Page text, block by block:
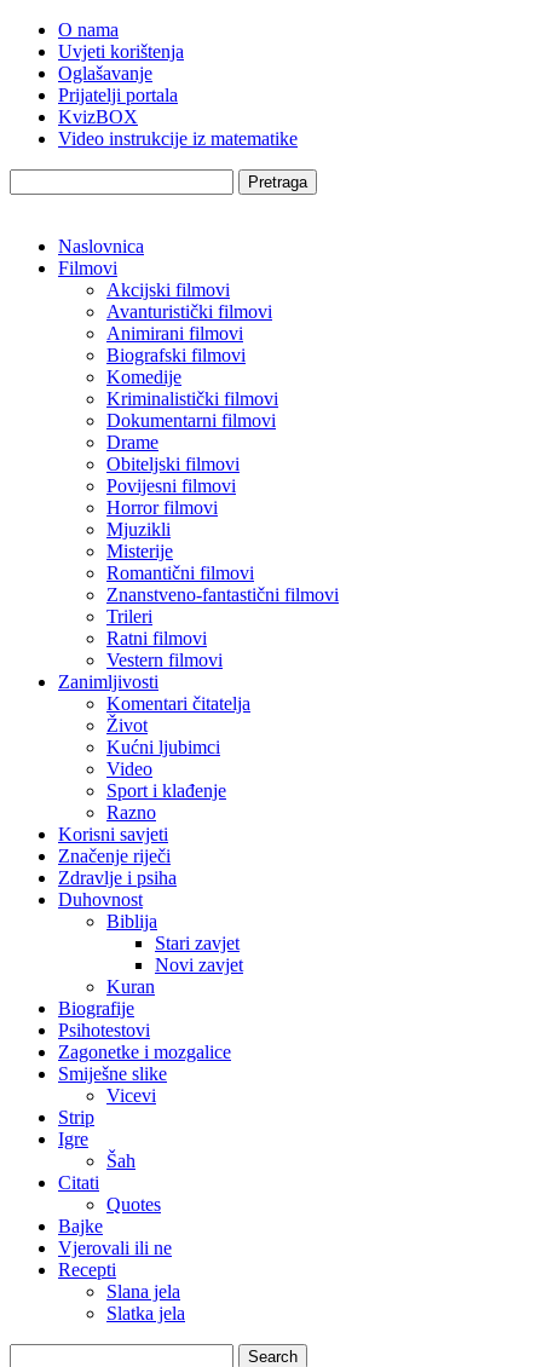
O nama
Uvjeti korištenja
Oglašavanje
Prijatelji portala
KvizBOX
Video instrukcije iz matematike
Pretraga
Naslovnica
Filmovi
Akcijski filmovi
Avanturistički filmovi
Animirani filmovi
Biografski filmovi
Komedije
Kriminalistički filmovi
Dokumentarni filmovi
Drame
Obiteljski filmovi
Povijesni filmovi
Horror filmovi
Mjuzikli
Misterije
Romantični filmovi
Znanstveno-fantastični filmovi
Trileri
Ratni filmovi
Vestern filmovi
Zanimljivosti
Komentari čitatelja
Život
Kućni ljubimci
Video
Sport i klađenje
Razno
Korisni savjeti
Značenje riječi
Zdravlje i psiha
Duhovnost
Biblija
Stari zavjet
Novi zavjet
Kuran
Biografije
Psihotestovi
Zagonetke i mozgalice
Smiješne slike
Vicevi
Strip
Igre
Šah
Citati
Quotes
Bajke
Vjerovali ili ne
Recepti
Slana jela
Slatka jela
Search